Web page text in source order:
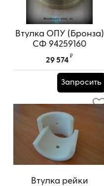
Втулка ОПУ (бронза)
СФ 94259160
(основание) 256*235
29 574
₽
Запросить
Втулка рейки